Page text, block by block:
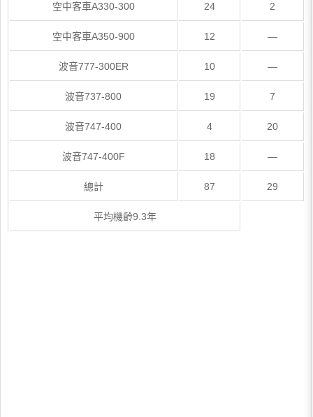
空中客車A330-300 24 2
空中客車A350-900 12 —
波音777-300ER 10 —
波音737-800 19 7
波音747-400 4 20
波音747-400F 18 —
總計 87 29
平均機齡9.3年